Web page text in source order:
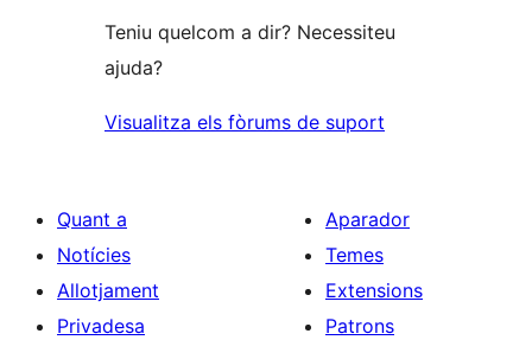
Teniu quelcom a dir? Necessiteu
ajuda?
Visualitza els fòrums de suport
Quant a
Notícies
Allotjament
Privadesa
Aparador
Temes
Extensions
Patrons